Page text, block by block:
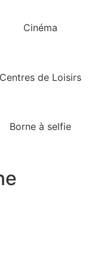
Cinéma
Centres de Loisirs
Borne à selfie